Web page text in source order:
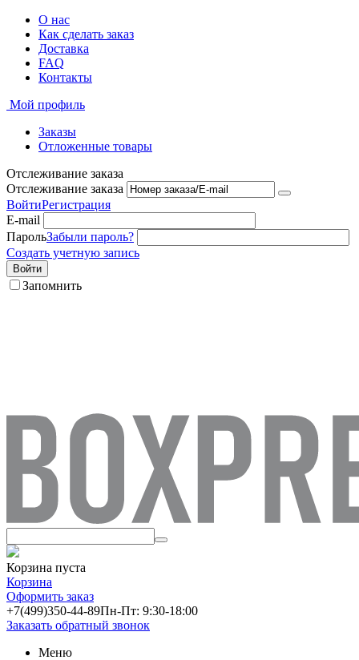
О нас
Как сделать заказ
Доставка
FAQ
Контакты
Мой профиль
Заказы
Отложенные товары
Отслеживание заказа
Отслеживание заказа
ВойтиРегистрация
E-mail
ПарольЗабыли пароль?
Создать учетную запись
Войти
Запомнить
Корзина пуста
Корзина
Оформить заказ
+7(499)350-44-89Пн-Пт: 9:30-18:00
Заказать обратный звонок
Меню